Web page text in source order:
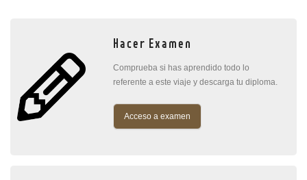
Hacer Examen
Comprueba si has aprendido todo lo
referente a este viaje y descarga tu diploma.
Acceso a examen